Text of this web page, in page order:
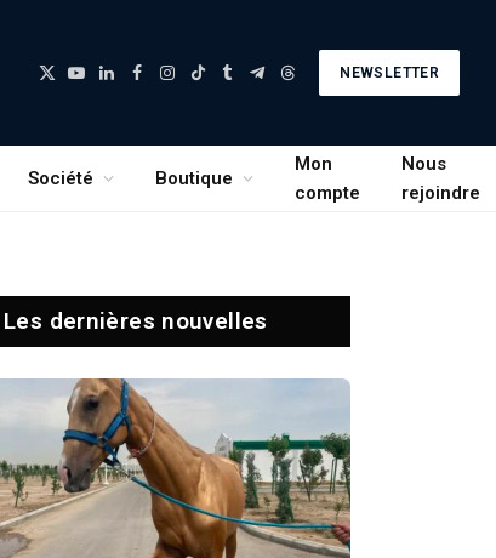
X
YouTube
LinkedInFacebook
Instagram
TikTokTumblrTelegramThreads
NEWSLETTER
Société Boutique
Mon
compte
Nous
rejoindre
Les dernières nouvelles